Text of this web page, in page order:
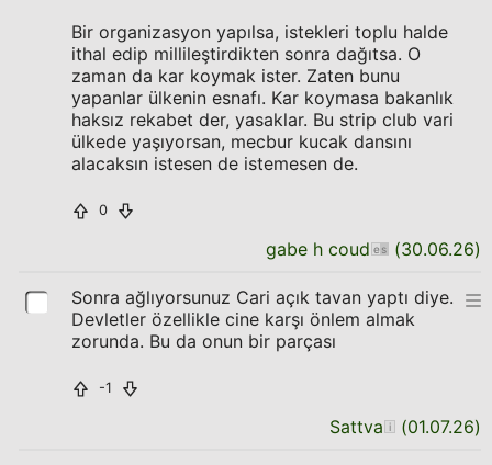
Bir organizasyon yapılsa, istekleri toplu halde
ithal edip millileştirdikten sonra dağıtsa. O
zaman da kar koymak ister. Zaten bunu
yapanlar ülkenin esnafı. Kar koymasa bakanlık
haksız rekabet der, yasaklar. Bu strip club vari
ülkede yaşıyorsan, mecbur kucak dansını
alacaksın istesen de istemesen de.
0
gabe h coud (30.06.26)
Sonra ağlıyorsunuz Cari açık tavan yaptı diye.
Devletler özellikle cine karşı önlem almak
zorunda. Bu da onun bir parçası
-1
Sattva (01.07.26)